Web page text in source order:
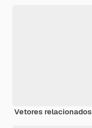
Vetores relacionados